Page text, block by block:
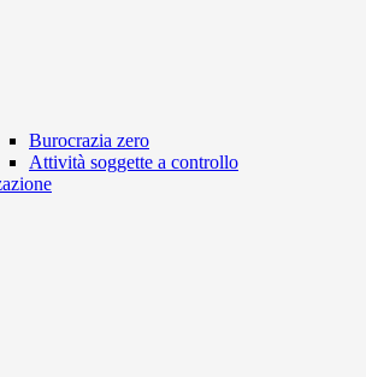
Burocrazia zero
Attività soggette a controllo